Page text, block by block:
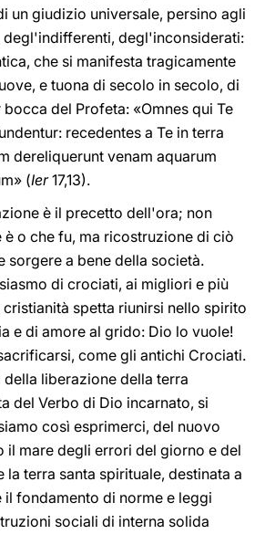
un giudizio universale, persino agli
degl'inconsiderati:
che si manifesta tragicamente
e tuona di secolo in secolo, di
del Profeta: «Omnes qui Te
recedentes a Te in terra
dereliquerunt venam aquarum
(Ier17,13).
è il precetto dell'ora; non
è o che fu, ma ricostruzione di ciò
sorgere a bene della società.
di crociati, ai migliori e più
spetta riunirsi nello spirito
e di amore al grido: Dio lo vuole!
come gli antichi Crociati.
della liberazione della terra
del Verbo di Dio incarnato, si
così esprimerci, del nuovo
il mare degli errori del giorno e del
la terra santa spirituale, destinata a
il fondamento di norme e leggi
sociali di interna solida